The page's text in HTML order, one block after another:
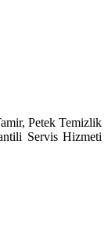
Petek Temizlik
Servis Hizmeti